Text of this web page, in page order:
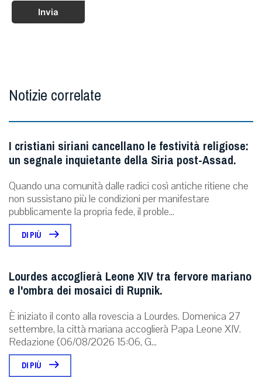
Invia
Notizie correlate
I cristiani siriani cancellano le festività religiose:
un segnale inquietante della Siria post-Assad.
Quando una comunità dalle radici così antiche ritiene che
non sussistano più le condizioni per manifestare
pubblicamente la propria fede, il proble...
DI PIÙ
Lourdes accoglierà Leone XIV tra fervore mariano
e l'ombra dei mosaici di Rupnik.
È iniziato il conto alla rovescia a Lourdes. Domenica 27
settembre, la città mariana accoglierà Papa Leone XIV.
Redazione (06/08/2026 15:06, G...
DI PIÙ